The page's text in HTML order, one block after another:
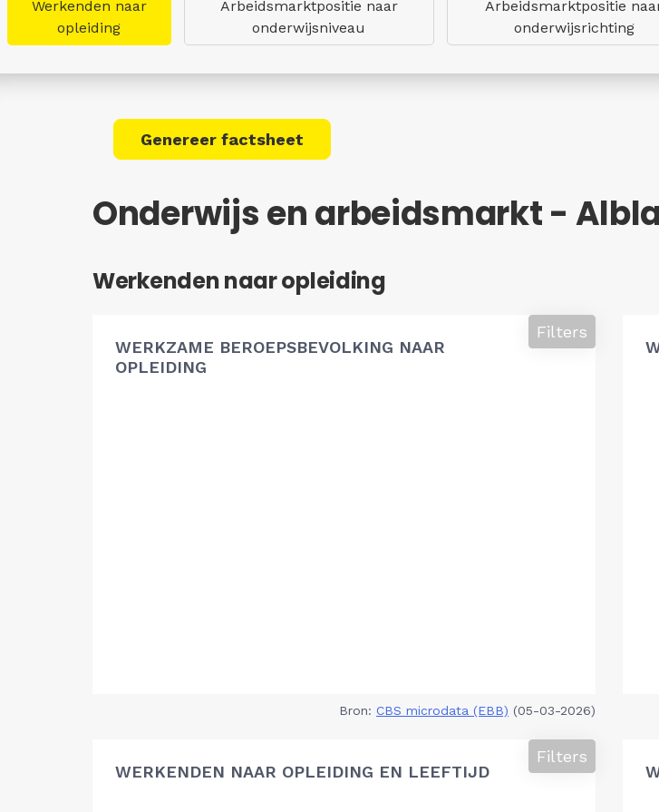
Werkenden naar
opleiding
Arbeidsmarktpositie naar
onderwijsniveau
Arbeidsmarktpositie
onderwijsrichting
Genereer factsheet
Onderwijs en arbeidsmarkt -
Werkenden naar opleiding
WERKZAME BEROEPSBEVOLKING NAAR
OPLEIDING
Filters
Bron: CBS microdata (EBB) (05-03-2026)
WERKENDEN NAAR OPLEIDING EN LEEFTIJD
Filters